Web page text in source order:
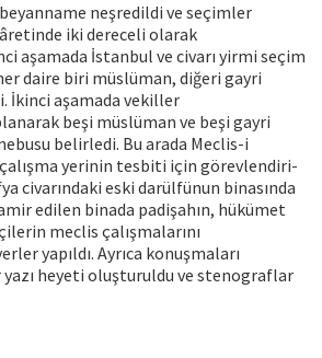
neşre­dildi ve seçimler
iki dereceli olarak
aşamada İstanbul ve civarı yirmi seçim
daire biri müslüman, diğeri gayri
İkinci aşamada vekiller
beşi müslüman ve beşi gayri
belirledi. Bu arada Meclis-i
yerinin tesbiti için görevlendiri­
civarındaki eski darülfünun binasında
edilen binada padişahın, hükümet
meclis çalış­malarını
yapıl­dı. Ayrıca konuşmaları
heyeti oluşturuldu ve stenograf­lar